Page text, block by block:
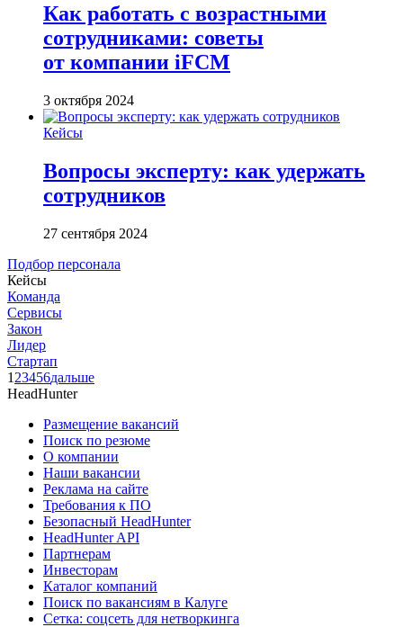
Как работать с возрастными
сотрудниками: советы
от компании iFCM
3 октября 2024
Кейсы
Вопросы эксперту: как удержать
сотрудников
27 сентября 2024
Подбор персонала
Кейсы
Команда
Сервисы
Закон
Лидер
Стартап
1 23456дальше
HeadHunter
Размещение вакансий
Поиск по резюме
О компании
Наши вакансии
Реклама на сайте
Требования к ПО
Безопасный HeadHunter
HeadHunter API
Партнерам
Инвесторам
Каталог компаний
Поиск по вакансиям в Калуге
Сетка: соцсеть для нетворкинга